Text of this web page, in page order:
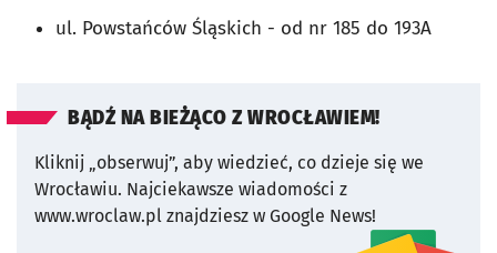
ul. Powstańców Śląskich - od nr 185 do 193A
BĄDŹ NA BIEŻĄCO Z WROCŁAWIEM!
Kliknij „obserwuj”, aby wiedzieć, co dzieje się we
Wrocławiu. Najciekawsze wiadomości z
www.wroclaw.pl znajdziesz w Google News!